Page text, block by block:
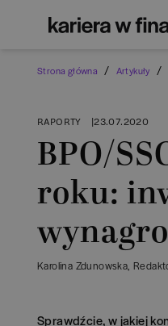
Strona główna / Artykuły /
RAPORTY |23.07.2020
BPO/
roku:
Karolina Zdunowska,
Sprawdźcie, w jakiej